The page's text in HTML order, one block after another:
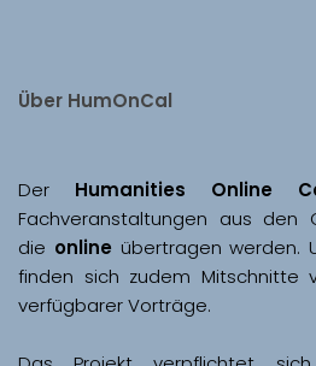
Über HumOnCal
Der Humanities Online
Fachveranstaltungen aus den
die online übertragen werden.
finden sich zudem Mitschnitte